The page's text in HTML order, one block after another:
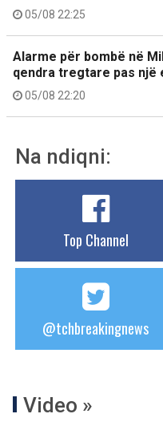
05/08 22:25
Alarme për bombë në
qendra tregtare pas një
05/08 22:20
Na ndiqni:
Top Channel
@tchbreakingnews
Video »